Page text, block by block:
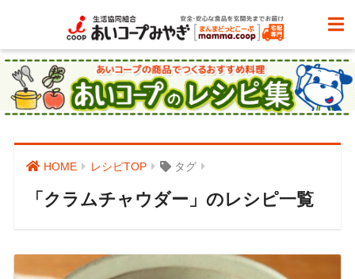
HOME レシピTOP タグ
「クラムチャウダー」のレシピ一覧